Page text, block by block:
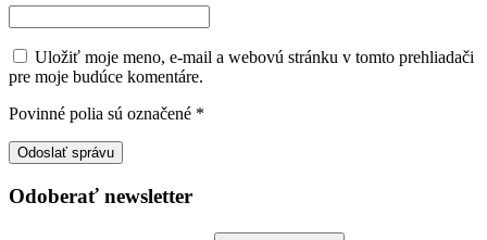
Uložiť moje meno, e-mail a webovú stránku v tomto prehliadači
pre moje budúce komentáre.
Povinné polia sú označené *
Odoberať newsletter